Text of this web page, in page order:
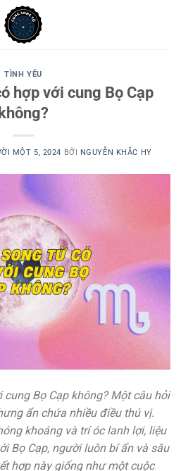
TÌNH YÊU
hợp với cung Bọ Cạp
MỘT 5, 2024 BỞI NGUYỄN KHẮC HY
Bọ Cạp không? Một câu hỏi
ẩn chứa nhiều điều thú vị.
khoáng và trí óc lanh lợi, liệu
Bọ Cạp, người luôn bí ẩn và sâu
hợp này giống như một cuộc